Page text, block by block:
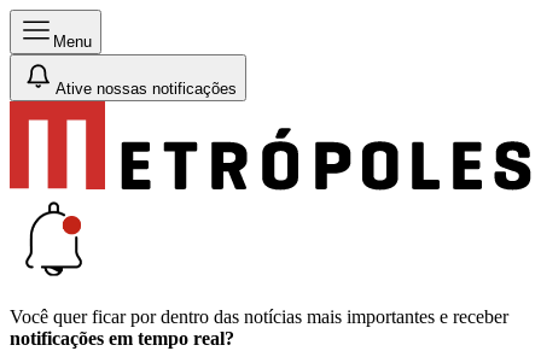
Menu
Ative nossas notificações
Você quer ficar por dentro das notícias mais importantes e receber
notificações em tempo real?